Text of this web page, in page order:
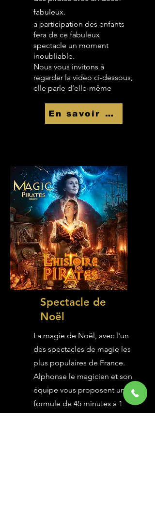
fabuleux.
a participation des enfants
fera de ce fabuleux
spectacle un moment
inoubliable.
Nous vous invitons à
regarder la vidéo ci-dessous,
elle parle d’elle-même
En savoir Plus
Spectacle de
Noël
La magie de Noël, avec l'un
des spectacles de magie les
plus populaires de France.
Alphonse le magicien et son
équipe vous proposent une
formule de 45 minutes à 1